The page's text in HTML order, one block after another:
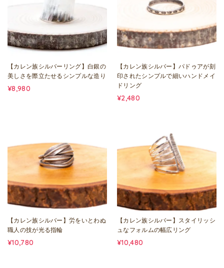
【カレン族シルバーリング】白銀の
美しさを際立たせるシンプルな造り
¥8,980
【カレン族シルバー】パドゥアが刻
印されたシンプルで細いハンドメイ
ドリング
¥2,480
【カレン族シルバー】労をいとわぬ
職人の技が光る指輪
¥10,780
【カレン族シルバー】スタイリッシ
ュなフォルムの幅広リング
¥10,480